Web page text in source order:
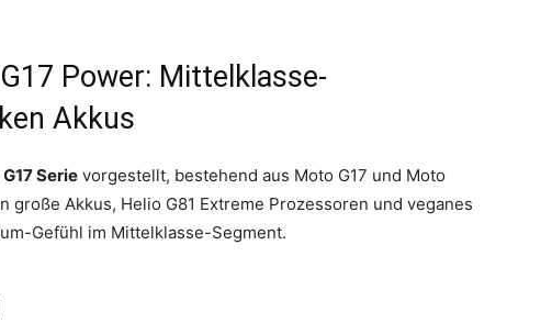
Power: Mittelklasse-
Akkus
Serie vorgestellt, bestehend aus Moto G17 und Moto
große Akkus, Helio G81 Extreme Prozessoren und veganes
Gefühl im Mittelklasse-Segment.